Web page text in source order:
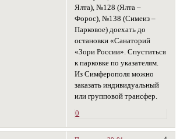
Ялта), №128 (Ялта –
Форос), №138 (Симеиз –
Парковое) доехать до
остановки «Санаторий
«Зори России». Спуститься
к парковке по указателям.
Из Симферополя можно
заказать индивидуальный
или групповой трансфер.
0